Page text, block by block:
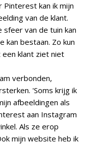
kan ik mijn
van de klant.
sfeer van de tuin kan
kan bestaan. Zo kun
klant ziet niet
verbonden,
'Soms krijg ik
afbeeldingen als
aan Instagram
Als ze erop
mijn website heb ik